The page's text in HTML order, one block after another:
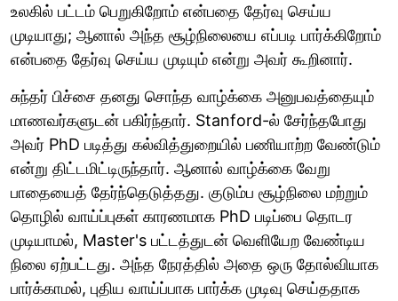
உலகில் பட்டம் பெறுகிறோம் என்பதை தேர்வு செய்ய
முடியாது; ஆனால் அந்த சூழ்நிலையை எப்படி பார்க்கிறோம்
என்பதை தேர்வு செய்ய முடியும் என்று அவர் கூறினார்.
சுந்தர் பிச்சை தனது சொந்த வாழ்க்கை அனுபவத்தையும்
மாணவர்களுடன் பகிர்ந்தார். Stanford-ல் சேர்ந்தபோது
அவர் PhD படித்து கல்வித்துறையில் பணியாற்ற வேண்டும்
என்று திட்டமிட்டிருந்தார். ஆனால் வாழ்க்கை வேறு
பாதையைத் தேர்ந்தெடுத்தது. குடும்ப சூழ்நிலை மற்றும்
தொழில் வாய்ப்புகள் காரணமாக PhD படிப்பை தொடர
முடியாமல், Master's பட்டத்துடன் வெளியேற வேண்டிய
நிலை ஏற்பட்டது. அந்த நேரத்தில் அதை ஒரு தோல்வியாக
பார்க்காமல், புதிய வாய்ப்பாக பார்க்க முடிவு செய்ததாக